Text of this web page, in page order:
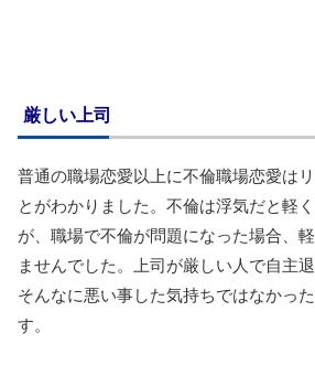
厳しい上司
普通の職場恋愛以上に不倫職場恋愛は
とがわかりました。不倫は浮気だと軽
が、職場で不倫が問題になった場合、
ませんでした。上司が厳しい人で自主
そんなに悪い事した気持ちではなかっ
す。